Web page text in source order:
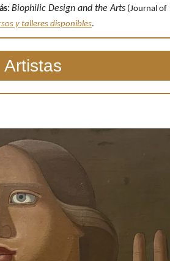
Biophilic Design and the Arts (Journal of
y talleres disponibles.
Artistas